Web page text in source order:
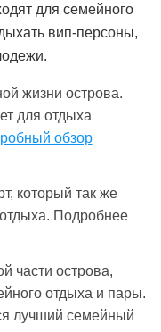
для семейного
вип-персоны,
жизни острова.
для отдыха
обзор
который так же
Подробнее
части острова,
отдыха и пары.
лучший семейный